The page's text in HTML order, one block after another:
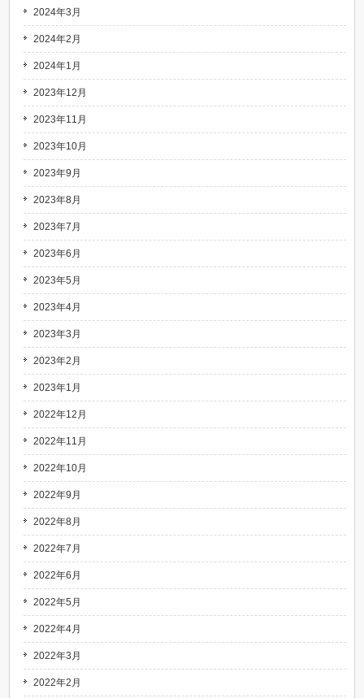
2024年3月
2024年2月
2024年1月
2023年12月
2023年11月
2023年10月
2023年9月
2023年8月
2023年7月
2023年6月
2023年5月
2023年4月
2023年3月
2023年2月
2023年1月
2022年12月
2022年11月
2022年10月
2022年9月
2022年8月
2022年7月
2022年6月
2022年5月
2022年4月
2022年3月
2022年2月